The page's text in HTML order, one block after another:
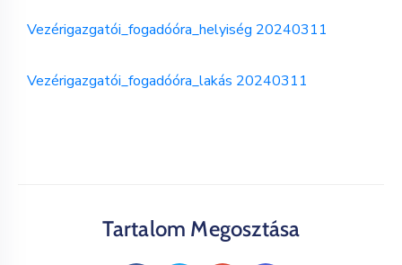
Vezérigazgatói_fogadóóra_helyiség 20240311
Vezérigazgatói_fogadóóra_lakás 20240311
Tartalom Megosztása